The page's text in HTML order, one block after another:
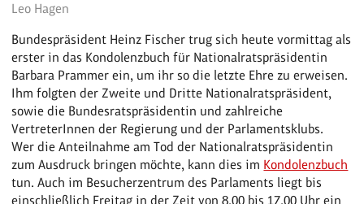
Leo Hagen
Bundespräsident Heinz Fischer trug sich heute vormittag als
erster in das Kondolenzbuch für Nationalratspräsidentin
Barbara Prammer ein, um ihr so die letzte Ehre zu erweisen.
Ihm folgten der Zweite und Dritte Nationalratspräsident,
sowie die Bundesratspräsidentin und zahlreiche
VertreterInnen der Regierung und der Parlamentsklubs.
Wer die Anteilnahme am Tod der Nationalratspräsidentin
zum Ausdruck bringen möchte, kann dies im Kondolenzbuch
tun. Auch im Besucherzentrum des Parlaments liegt bis
einschließlich Freitag in der Zeit von 8.00 bis 17.00 Uhr ein